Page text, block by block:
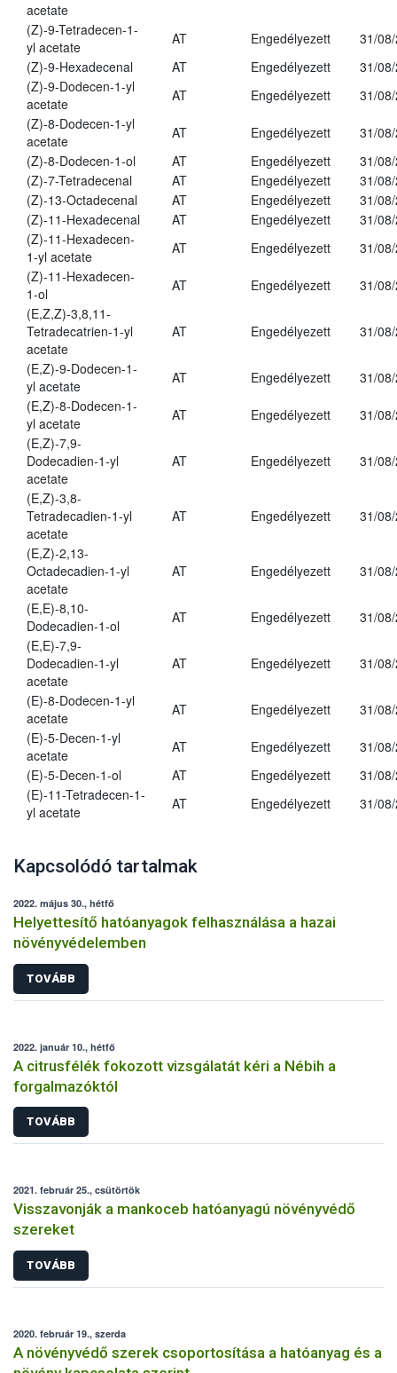
acetate
(Z)-9-Tetradecen-1-
yl acetate
AT Engedélyezett
31/
(Z)-9-Hexadecenal
AT Engedélyezett
31/
(Z)-9-Dodecen-1-yl
acetate
AT Engedélyezett
31/
(Z)-8-Dodecen-1-yl
acetate
AT Engedélyezett
31/
(Z)-8-Dodecen-1-ol
AT Engedélyezett
31/
(Z)-7-Tetradecenal
AT Engedélyezett
31/
(Z)-13-Octadecenal
AT Engedélyezett
31/
(Z)-11-Hexadecenal
AT Engedélyezett
31/
(Z)-11-Hexadecen-
1-yl acetate
AT Engedélyezett
31/
(Z)-11-Hexadecen-
1-ol
AT Engedélyezett
31/
(E,Z,Z)-3,8,11-
Tetradecatrien-1-yl
acetate
AT Engedélyezett 31/
(E,Z)-9-Dodecen-1-
yl acetate
AT Engedélyezett
31/
(E,Z)-8-Dodecen-1-
yl acetate
AT Engedélyezett
31/
(E,Z)-7,9-
Dodecadien-1-yl
acetate
AT Engedélyezett 31/
(E,Z)-3,8-
Tetradecadien-1-yl
acetate
AT Engedélyezett 31/
(E,Z)-2,13-
Octadecadien-1-yl
acetate
AT Engedélyezett 31/
(E,E)-8,10-
Dodecadien-1-ol
AT Engedélyezett
31/
(E,E)-7,9-
Dodecadien-1-yl
acetate
AT Engedélyezett 31/
(E)-8-Dodecen-1-yl
acetate
AT Engedélyezett
31/
(E)-5-Decen-1-yl
acetate
AT Engedélyezett
31/
(E)-5-Decen-1-ol
AT Engedélyezett
31/
(E)-11-Tetradecen-1-
yl acetate
AT Engedélyezett 31/
Kapcsolódó tartalmak
2022. május 30., hétfő
Helyettesítő hatóanyagok felhasználása a hazai
növényvédelemben
TOVÁBB
2022. január 10., hétfő
A citrusfélék fokozott vizsgálatát kéri a Nébih a
forgalmazóktól
TOVÁBB
2021. február 25., csütörtök
Visszavonják a mankoceb hatóanyagú növényvédő
szereket
TOVÁBB
2020. február 19., szerda
A növényvédő szerek csoportosítása a hatóanyag és a